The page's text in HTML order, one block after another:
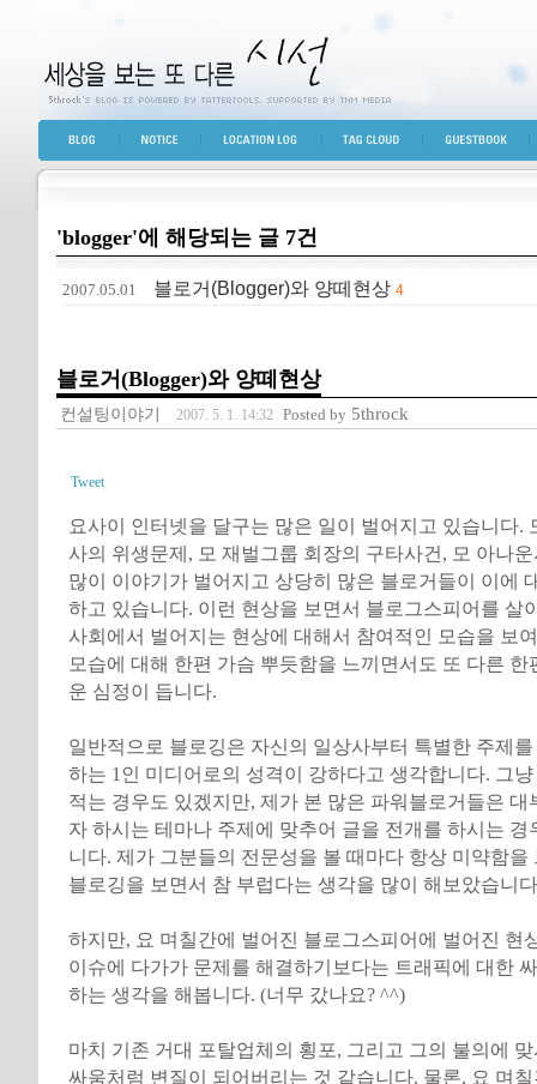
세상을 보는 또 다른 시선
BLOG TOP NOTICE LOCATION LOG TAG CLOUD GUESTBOOK
'blogger'에 해당되는 글 7건
2007.05.01 블로거(Blogger)와 양떼현상 4
블로거(Blogger)와 양떼현상
컨설팅이야기 2007. 5. 1. 14:32 Posted by 5throck
Tweet
요사이 인터넷을 달구는 많은 일이 벌어지고 있습니다.
사의 위생문제, 모 재벌그룹 회장의 구타사건, 모 아나
많이 이야기가 벌어지고 상당히 많은 블로거들이 이에
하고 있습니다. 이런 현상을 보면서 블로그스피어를 살
사회에서 벌어지는 현상에 대해서 참여적인 모습을 보
모습에 대해 한편 가슴 뿌듯함을 느끼면서도 또 다른 한
운 심정이 듭니다.
일반적으로 블로깅은 자신의 일상사부터 특별한 주제
하는 1인 미디어로의 성격이 강하다고 생각합니다. 그
적는 경우도 있겠지만, 제가 본 많은 파워블로거들은 대
자 하시는 테마나 주제에 맞추어 글을 전개를 하시는 경
니다. 제가 그분들의 전문성을 볼 때마다 항상 미약함을
블로깅을 보면서 참 부럽다는 생각을 많이 해보았습니
하지만, 요 며칠간에 벌어진 블로그스피어에 벌어진 현
이슈에 다가가 문제를 해결하기보다는 트래픽에 대한
하는 생각을 해봅니다. (너무 갔나요? ^^)
마치 기존 거대 포탈업체의 횡포, 그리고 그의 불의에
싸움처럼 변질이 되어버리는 것 같습니다. 물론, 요 며